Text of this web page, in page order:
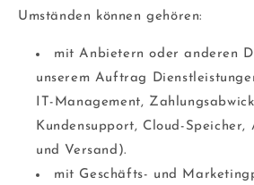
Umständen können gehören:
mit Anbietern oder anderen
unserem Auftrag
IT-Management,
Kundensupport, Cloud-
und Versand).
mit Geschäfts- und